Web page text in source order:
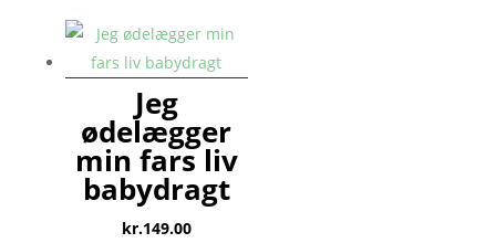
Jeg
ødelægger
min fars liv
babydragt
kr.149.00